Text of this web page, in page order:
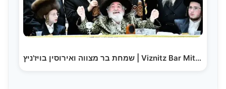
שמחת בר מצווה ואירוסין בויז'ניץ | Viznitz Bar Mitzvah